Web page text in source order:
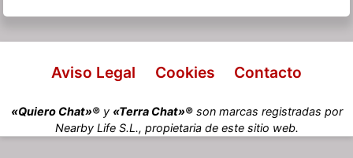
Aviso Legal Cookies Contacto
«Quiero Chat»®y «Terra Chat»®son marcas registradas por
Nearby Life S.L., propietaria de este sitio web.